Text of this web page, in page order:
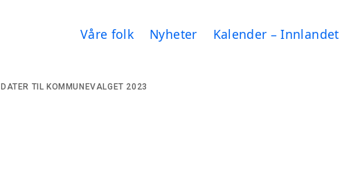
Våre folk Nyheter Kalender –
TIL KOMMUNEVALGET 2023